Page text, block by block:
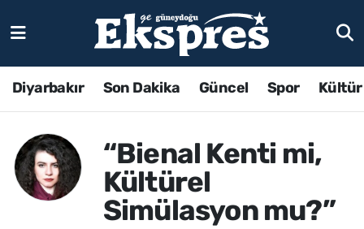
Diyarbakır Son Dakika Güncel Spor
“Bienal Kenti mi,
Kültürel
Simülasyon mu?”